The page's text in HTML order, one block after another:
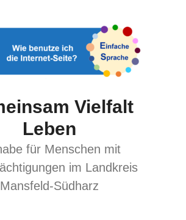
Vielfalt
Leben
für Menschen mit
im Landkreis
Mansfeld-Südharz